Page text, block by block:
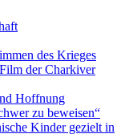
des Krieges
der Charkiver
Hoffnung
zu beweisen“
Kinder gezielt in